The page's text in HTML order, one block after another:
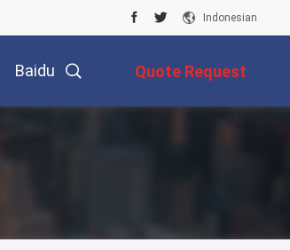
Indonesian
Baidu Quote Request